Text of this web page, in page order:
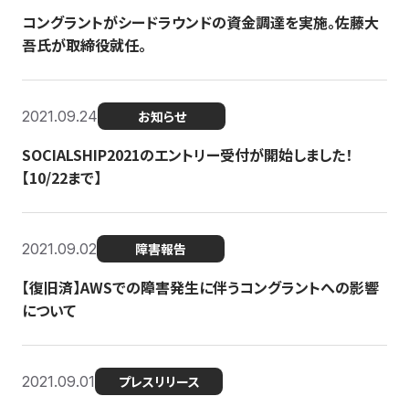
コングラントがシードラウンドの資金調達を実施。佐藤大
吾氏が取締役就任。
2021.09.24 お知らせ
SOCIALSHIP2021のエントリー受付が開始しました！
【10/22まで】
2021.09.02 障害報告
【復旧済】AWSでの障害発生に伴うコングラントへの影響
について
2021.09.01 プレスリリース